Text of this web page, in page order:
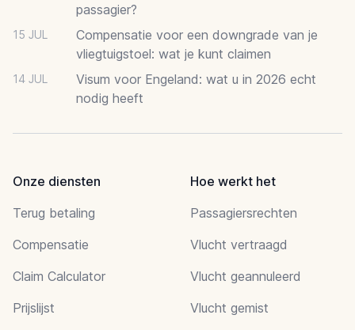
passagier?
15 JUL
Compensatie voor een downgrade van je
vliegtuigstoel: wat je kunt claimen
14 JUL
Visum voor Engeland: wat u in 2026 echt
nodig heeft
Onze diensten
Terug betaling
Compensatie
Claim Calculator
Prijslijst
Hoe werkt het
Passagiersrechten
Vlucht vertraagd
Vlucht geannuleerd
Vlucht gemist